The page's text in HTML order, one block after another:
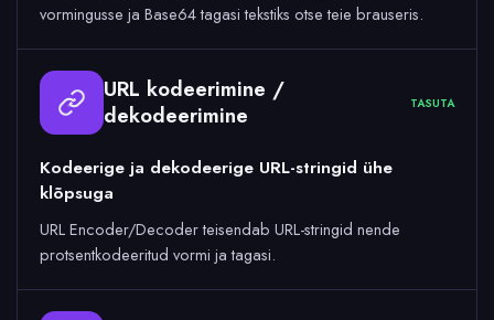
vormingusse ja Base64 tagasi tekstiks otse teie brauseris.
URL kodeerimine /
dekodeerimine
TASUTA
Kodeerige ja dekodeerige URL-stringid ühe
klõpsuga
URL Encoder/Decoder teisendab URL-stringid nende
protsentkodeeritud vormi ja tagasi.